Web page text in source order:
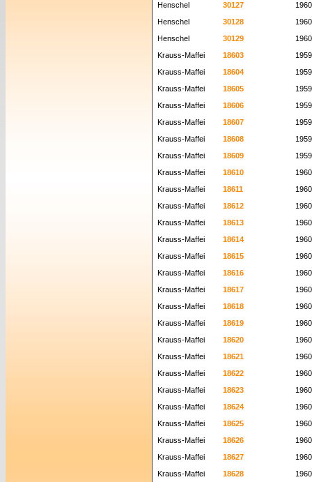
Henschel
30127
1960
Henschel
30128
1960
Henschel
30129
1960
Krauss-Maffei
18603
1959
Krauss-Maffei
18604
1959
Krauss-Maffei
18605
1959
Krauss-Maffei
18606
1959
Krauss-Maffei
18607
1959
Krauss-Maffei
18608
1959
Krauss-Maffei
18609
1959
Krauss-Maffei
18610
1960
Krauss-Maffei
18611
1960
Krauss-Maffei
18612
1960
Krauss-Maffei
18613
1960
Krauss-Maffei
18614
1960
Krauss-Maffei
18615
1960
Krauss-Maffei
18616
1960
Krauss-Maffei
18617
1960
Krauss-Maffei
18618
1960
Krauss-Maffei
18619
1960
Krauss-Maffei
18620
1960
Krauss-Maffei
18621
1960
Krauss-Maffei
18622
1960
Krauss-Maffei
18623
1960
Krauss-Maffei
18624
1960
Krauss-Maffei
18625
1960
Krauss-Maffei
18626
1960
Krauss-Maffei
18627
1960
Krauss-Maffei
18628
1960